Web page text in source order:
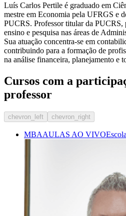
Luís Carlos Pertile é graduado em
mestre em Economia pela UFRGS e
PUCRS. Professor titular da PUCRS,
ensino e pesquisa nas áreas de
Sua atuação concentra-se em
contribuindo para a formação de
na análise financeira, planejamento e
Cursos com a
professor
chevron_left chevron_right
MBAAULAS AO VIVO